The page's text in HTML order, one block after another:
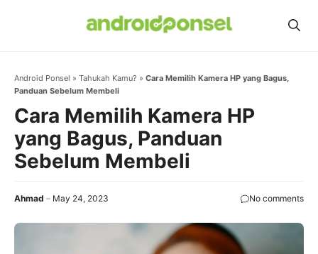
Android Ponsel » Tahukah Kamu? » Cara Memilih Kamera HP yang Bagus,
Panduan Sebelum Membeli
Cara Memilih Kamera HP
yang Bagus, Panduan
Sebelum Membeli
Ahmad May 24, 2023 No comments